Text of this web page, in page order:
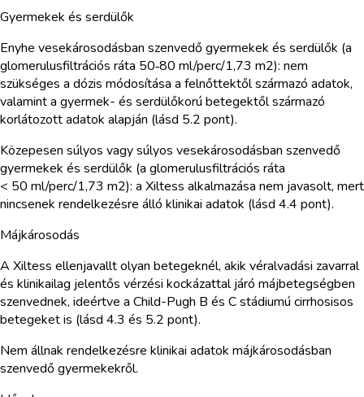
Gyermekek és serdülők
Enyhe vesekárosodásban szenvedő gyermekek és serdülők (a
glomerulusfiltrációs ráta 50‑80 ml/perc/1,73 m2): nem
szükséges a dózis módosítása a felnőttektől származó adatok,
valamint a gyermek- és serdülőkorú betegektől származó
korlátozott adatok alapján (lásd 5.2 pont).
Közepesen súlyos vagy súlyos vesekárosodásban szenvedő
gyermekek és serdülők (a glomerulusfiltrációs ráta
< 50 ml/perc/1,73 m2): a Xiltess alkalmazása nem javasolt, mert
nincsenek rendelkezésre álló klinikai adatok (lásd 4.4 pont).
Májkárosodás
A Xiltess ellenjavallt olyan betegeknél, akik véralvadási zavarral
és klinikailag jelentős vérzési kockázattal járó májbetegségben
szenvednek, ideértve a Child-Pugh B és C stádiumú cirrhosisos
betegeket is (lásd 4.3 és 5.2 pont).
Nem állnak rendelkezésre klinikai adatok májkárosodásban
szenvedő gyermekekről.